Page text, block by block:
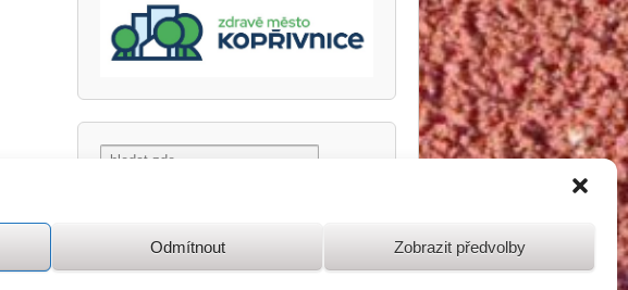
Odmítnout Zobrazit předvolby